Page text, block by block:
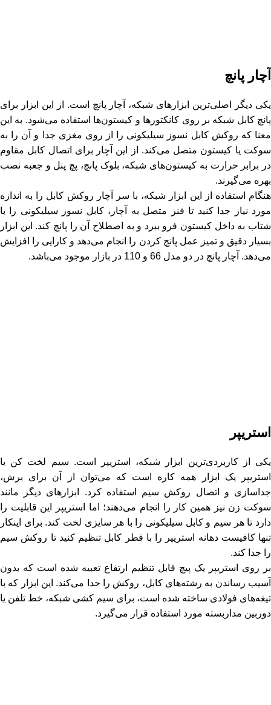
آچار پانچ
یکی دیگر اصلی‌ترین ابزارهای شبکه، آچار پانچ است. از این ابزار برای
پانچ کابل شبکه بر روی کانکتورها و کیستون‌ها استفاده می‌شود. به این
معنا که روکش کابل نسوز سیلیکونی را از روی مغزی جدا و آن را به
سوکت یا کیستون متصل می‌کند. از این آچار برای اتصال کابل مقاوم
در برابر حرارت به کیستون‌های شبکه، بلوک پانچ، پچ پنل و جعبه نصب
بهره می‌گیرند.
هنگام استفاده از این ابزار شبکه، با سر آچار روکش کابل را به اندازه
مورد نیاز جدا کنید تا فنر متصل به آچار، کابل نسوز سیلیکونی را با
شتاب به داخل کیستون فرو ببرد و به اصطلاح آن را پانچ کند. این ابزار
بسیار دقیق و تمیز عمل پانچ کردن را انجام می‌دهد و کارایی را افزایش
می‌دهد. آچار پانچ در دو مدل 66 و 110 در بازار موجود می‌باشد.
استریپر
یکی از کاربردی‌ترین ابزار شبکه، استریپر است. سیم لخت کن یا
استریپر یک ابزار همه کاره است که می‌توان از آن برای برش،
جداسازی و اتصال روکش سیم استفاده کرد. ابزارهای دیگر مانند
سوکت زن نیز همین کار را انجام می‌دهند؛ اما استریپر این قابلیت را
دارد تا هر سیم و کابل سیلیکونی را با هر سایزی لخت کند. برای اینکار
تنها کافیست دهانه استریپر را با قطر کابل تنظیم کنید تا روکش سیم
را جدا کند.
بر روی استریپر یک پیچ قابل تنظیم ارتفاع تعبیه شده است که بدون
آسیب رساندن به رشته‌های کابل، روکش را جدا می‌کند. این ابزار که با
تیغه‌های فولادی ساخته شده است، برای سیم کشی شبکه، خط تلفن یا
دوربین مداربسته مورد استفاده قرار می‌گیرد.